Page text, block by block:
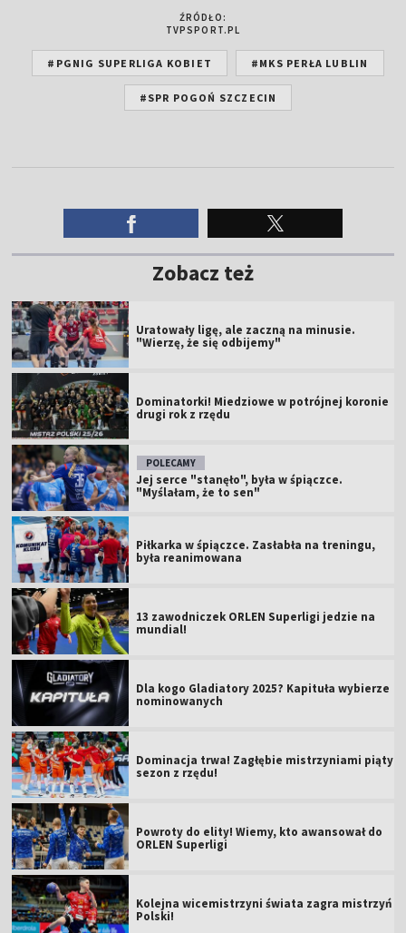
ŹRÓDŁO:
TVPSPORT.PL
#PGNIG SUPERLIGA KOBIET #MKS PERŁA LUBLIN
#SPR POGOŃ SZCZECIN
Zobacz też
Uratowały ligę, ale zaczną na minusie.
"Wierzę, że się odbijemy"
Dominatorki! Miedziowe w potrójnej koronie
drugi rok z rzędu
POLECAMY
Jej serce "stanęło", była w śpiączce.
"Myślałam, że to sen"
Piłkarka w śpiączce. Zasłabła na treningu,
była reanimowana
13 zawodniczek ORLEN Superligi jedzie na
mundial!
Dla kogo Gladiatory 2025? Kapituła wybierze
nominowanych
Dominacja trwa! Zagłębie mistrzyniami piąty
sezon z rzędu!
Powroty do elity! Wiemy, kto awansował do
ORLEN Superligi
Kolejna wicemistrzyni świata zagra mistrzyń
Polski!